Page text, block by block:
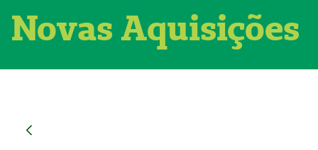
Novas Aquisições